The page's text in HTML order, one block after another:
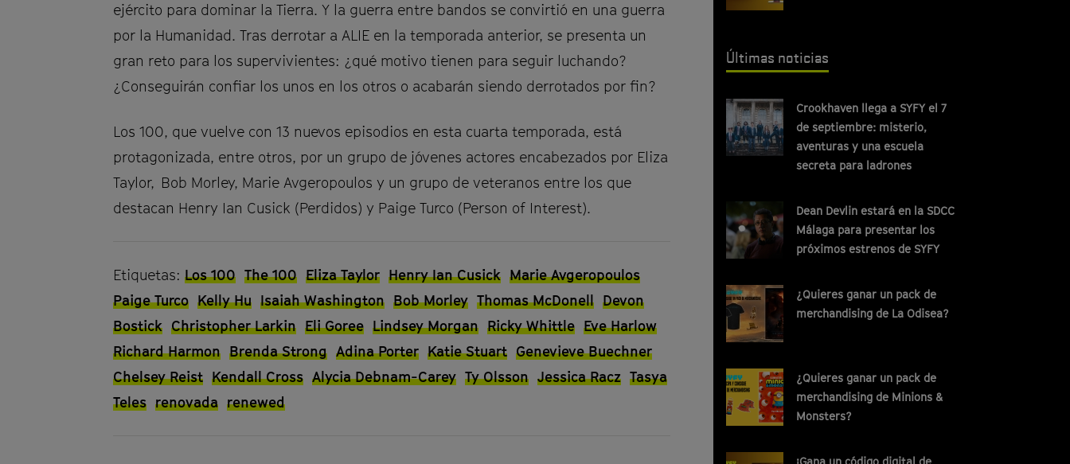
ejército para dominar la Tierra. Y la guerra entre bandos se convirtió en una guerra
por la Humanidad. Tras derrotar a ALIE en la temporada anterior, se presenta un
gran reto para los supervivientes: ¿qué motivo tienen para seguir luchando?
¿Conseguirán confiar los unos en los otros o acabarán siendo derrotados por fin?
Los 100, que vuelve con 13 nuevos episodios en esta cuarta temporada, está
protagonizada, entre otros, por un grupo de jóvenes actores encabezados por Eliza
Taylor, Bob Morley, Marie Avgeropoulos y un grupo de veteranos entre los que
destacan Henry Ian Cusick (Perdidos) y Paige Turco (Person of Interest).
Etiquetas: Los 100 The 100 Eliza Taylor Henry Ian Cusick Marie Avgeropoulos
Paige Turco Kelly Hu Isaiah Washington Bob Morley Thomas McDonell Devon
Bostick Christopher Larkin Eli Goree Lindsey Morgan Ricky Whittle Eve Harlow
Richard Harmon Brenda Strong Adina Porter Katie Stuart Genevieve Buechner
Chelsey Reist Kendall Cross Alycia Debnam-Carey Ty Olsson Jessica Racz Tasya
Teles renovada renewed
Últimas noticias
Crookhaven llega a SYFY el 7
de septiembre: misterio,
aventuras y una escuela
secreta para ladrones
Dean Devlin estará en la SDCC
Málaga para presentar los
próximos estrenos de SYFY
¿Quieres ganar un pack de
merchandising de La Odisea?
¿Quieres ganar un pack de
merchandising de Minions &
Monsters?
¡Gana un código digital de